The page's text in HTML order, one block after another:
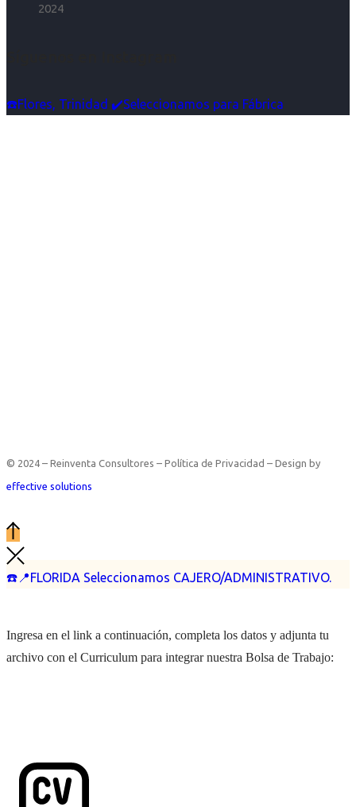
2024
☎️Flores, Trinidad ✔️Seleccionamos para Fábrica
☎️📍FLORIDA Seleccionamos CAJERO/ADMINISTRATIVO.
© 2024 – Reinventa Consultores – Política de Privacidad – Design by
effective solutions
Ingresa en el link a continuación, completa los datos y adjunta tu
archivo con el Curriculum para integrar nuestra Bolsa de Trabajo: